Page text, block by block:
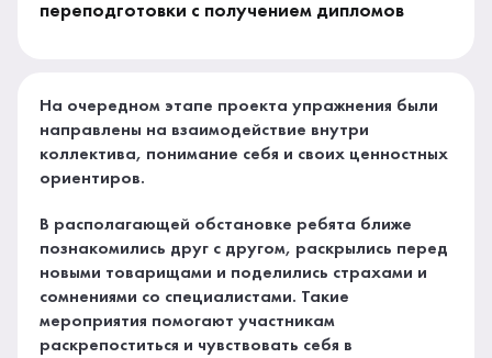
переподготовки с получением дипломов
На очередном этапе проекта упражнения были
направлены на взаимодействие внутри
коллектива, понимание себя и своих ценностных
ориентиров.
В располагающей обстановке ребята ближе
познакомились друг с другом, раскрылись перед
новыми товарищами и поделились страхами и
сомнениями со специалистами. Такие
мероприятия помогают участникам
раскрепоститься и чувствовать себя в